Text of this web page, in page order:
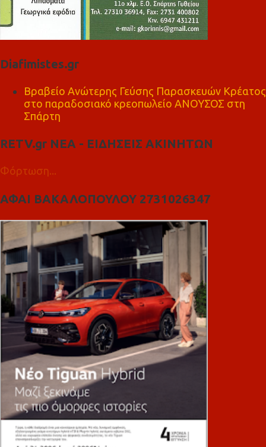
Diafimistes.gr
Βραβείο Ανώτερης Γεύσης Παρασκευών Κρέατος
στο παραδοσιακό κρεοπωλείο ΑΝΟΥΣΟΣ στη
Σπάρτη
RETV.gr ΝΕΑ - ΕΙΔΗΣΕΙΣ ΑΚΙΝΗΤΩΝ
Φόρτωση...
ΑΦΑΙ ΒΑΚΑΛΟΠΟΥΛΟΥ 2731026347